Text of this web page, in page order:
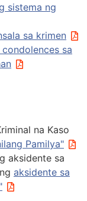
sistema ng
sa krimen
sa
na Kaso
Pamilya"
aksidente sa
aksidente sa